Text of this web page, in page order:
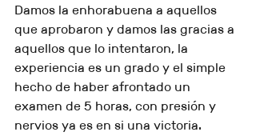
Damos la enhorabuena a aquellos
que aprobaron y damos las gracias a
aquellos que lo intentaron, la
experiencia es un grado y el simple
hecho de haber afrontado un
examen de 5 horas, con presión y
nervios ya es en si una victoria.